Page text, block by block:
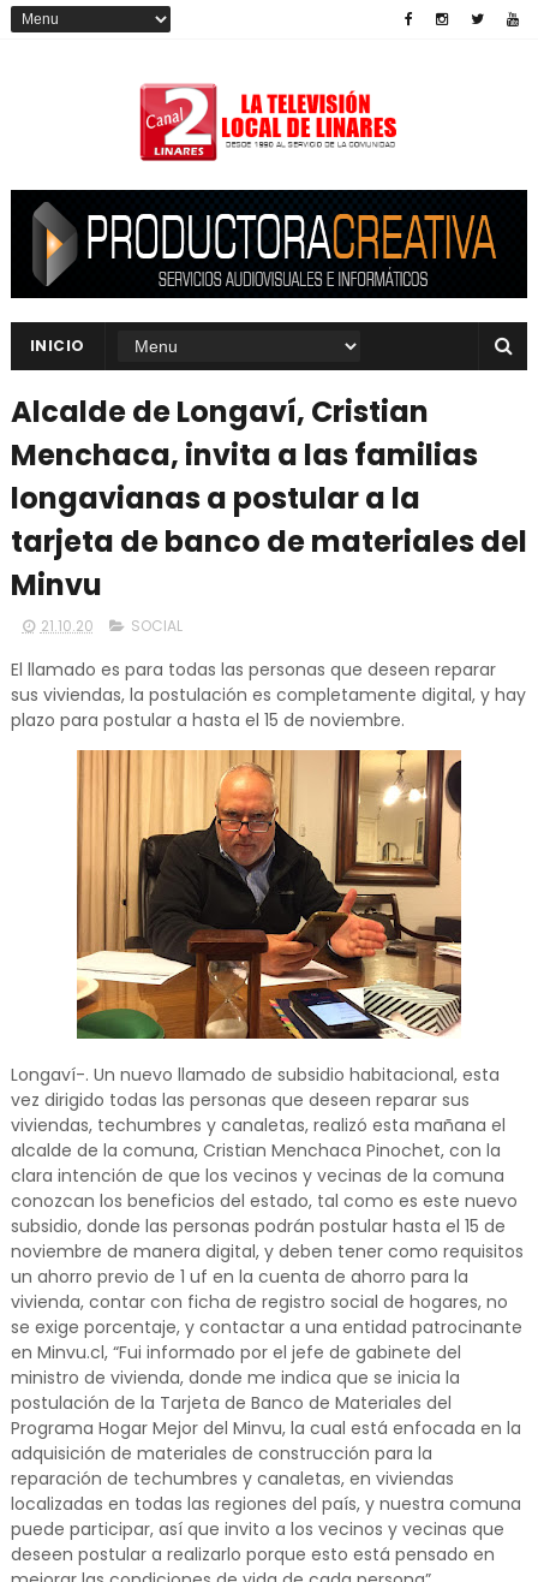
INICIO
Alcalde de Longaví, Cristian
Menchaca, invita a las familias
longavianas a postular a la
tarjeta de banco de materiales del
Minvu
21.10.20 SOCIAL
El llamado es para todas las personas que deseen reparar
sus viviendas, la postulación es completamente digital, y hay
plazo para postular a hasta el 15 de noviembre.
Longaví-. Un nuevo llamado de subsidio habitacional, esta
vez dirigido todas las personas que deseen reparar sus
viviendas, techumbres y canaletas, realizó esta mañana el
alcalde de la comuna, Cristian Menchaca Pinochet, con la
clara intención de que los vecinos y vecinas de la comuna
conozcan los beneficios del estado, tal como es este nuevo
subsidio, donde las personas podrán postular hasta el 15 de
noviembre de manera digital, y deben tener como requisitos
un ahorro previo de 1 uf en la cuenta de ahorro para la
vivienda, contar con ficha de registro social de hogares, no
se exige porcentaje, y contactar a una entidad patrocinante
en Minvu.cl, “Fui informado por el jefe de gabinete del
ministro de vivienda, donde me indica que se inicia la
postulación de la Tarjeta de Banco de Materiales del
Programa Hogar Mejor del Minvu, la cual está enfocada en la
adquisición de materiales de construcción para la
reparación de techumbres y canaletas, en viviendas
localizadas en todas las regiones del país, y nuestra comuna
puede participar, así que invito a los vecinos y vecinas que
deseen postular a realizarlo porque esto está pensado en